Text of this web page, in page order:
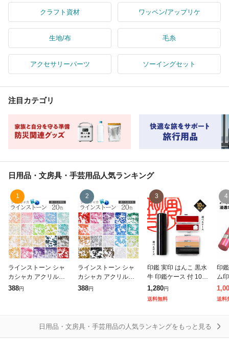
クラフト資材 ワッペン/アップリケ
生地/布 毛糸
アクセサリーパーツ ソーイングセット
注目カテゴリ
日用品・文房具・手芸用品人気ランキング
1
ラインストーン シャ
カシャカ アクリル
【選べる中間色20
388円
2
ラインストーン シャ
カシャカ アクリル
【選べる基本色20
388円
3
印鑑 実印 はんこ 黒水
牛 印鑑ケース 付 10.5
〜 15.0mm ハンコ 印
鑑 ケース 銀行印 認印
(HK080) 送料
1,280円
送料無料
4
印
ム
鑑
い
ハンコ カ
送料
日用品・文房具・手芸用品の人気ランキングをもっと見る